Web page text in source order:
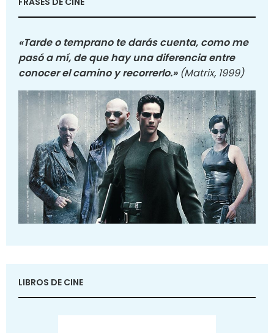
«Tarde o temprano te darás cuenta, como me
pasó a mí, de que hay una diferencia entre
conocer el camino y recorrerlo.» (Matrix, 1999)
LIBROS DE CINE